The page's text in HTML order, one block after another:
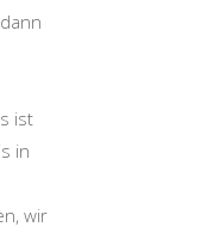
ist
in
wir